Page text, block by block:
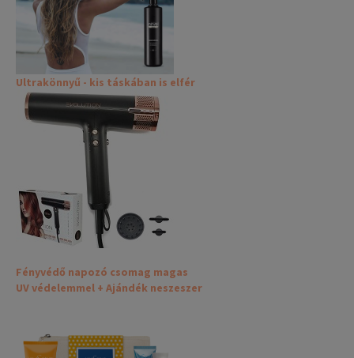
Ultrakönnyű - kis táskában is elfér
Fényvédő napozó csomag magas
UV védelemmel + Ajándék neszeszer